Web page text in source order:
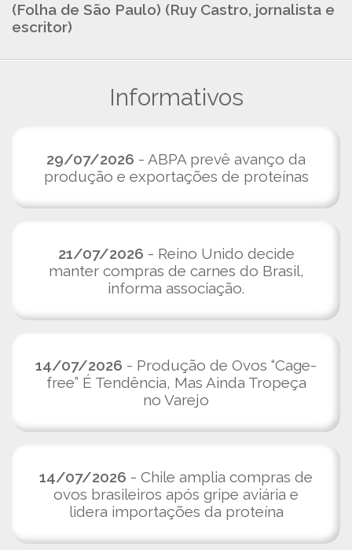
(Folha de São Paulo) (Ruy Castro, jornalista e
escritor)
Informativos
29/07/2026 - ABPA prevê avanço da
produção e exportações de proteínas
21/07/2026 - Reino Unido decide
manter compras de carnes do Brasil,
informa associação.
14/07/2026 - Produção de Ovos “Cage-
free” É Tendência, Mas Ainda Tropeça
no Varejo
14/07/2026 - Chile amplia compras de
ovos brasileiros após gripe aviária e
lidera importações da proteína